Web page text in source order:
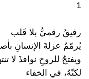
1
رفيقٌ رقميٌّ بلا قَلب
يُرمّمُ عزلةَ الإنسانِ
ويفتحُ للروحِ نوافذَ لا
لكنّهُ، في الخفاء